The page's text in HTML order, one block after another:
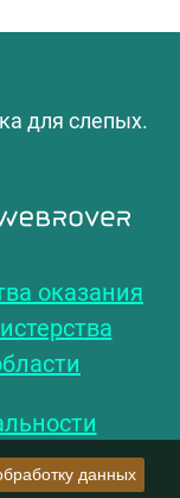
для слепых.
оказания
данных